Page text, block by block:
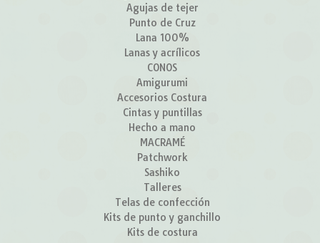
Agujas de tejer
Punto de Cruz
Lana 100%
Lanas y acrílicos
CONOS
Amigurumi
Accesorios Costura
Cintas y puntillas
Hecho a mano
MACRAMÉ
Patchwork
Sashiko
Talleres
Telas de confección
Kits de punto y ganchillo
Kits de costura